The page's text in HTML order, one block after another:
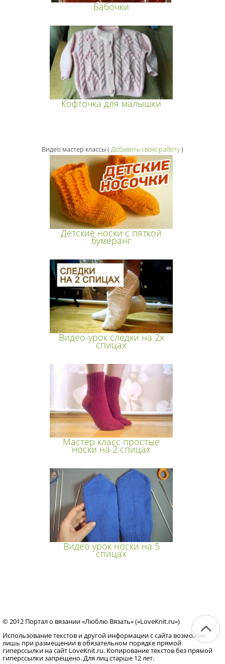
Бабочки
Кофточка для малышки
Видео мастер классы( Добавить свою работу)
Детские носки с пяткой
бумеранг
Видео-урок следки на 2х
спицах
Мастер класс простые
носки на 2 спицах
Видео урок носки на 5
спицах
© 2012 Портал о вязании «Люблю Вязать» («LoveKnit.ru»)
Использование текстов и другой информации с сайта возможно
лишь при размещении в обязательном порядке прямой
гиперссылки на сайт LoveKnit.ru. Копирование текстов без прямой
гиперссылки запрещено. Для лиц старше 12 лет.